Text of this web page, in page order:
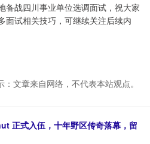
备战四川事业单位选调面试，祝大家
面试相关技巧，可继续关注后续内
：文章来自网络，不代表本站观点。
正式入伍，十年野区传奇落幕，留